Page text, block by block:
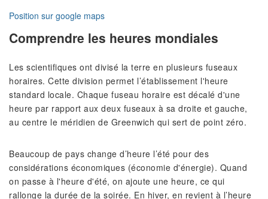
Position sur google maps
Comprendre les heures mondiales
Les scientifiques ont divisé la terre en plusieurs fuseaux
horaires. Cette division permet l’établissement l'heure
standard locale. Chaque fuseau horaire est décalé d'une
heure par rapport aux deux fuseaux à sa droite et gauche,
au centre le méridien de Greenwich qui sert de point zéro.
Beaucoup de pays change d’heure l’été pour des
considérations économiques (économie d'énergie). Quand
on passe à l'heure d'été, on ajoute une heure, ce qui
rallonge la durée de la soirée. En hiver, en revient à l’heure